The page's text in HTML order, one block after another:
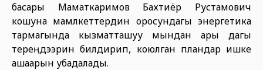
басары Маматкаримов Бахтиёр Рустамович
кошуна мамлкеттердин оросундагы энергетика
тармагында кызматташуу мындан ары дагы
тереңдээрин билдирип, коюлган пландар ишке
ашаарын убадалады.